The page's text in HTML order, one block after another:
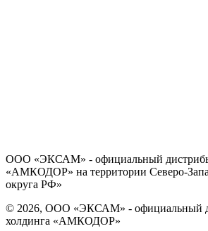
ООО «ЭКСАМ» - официальный
«АМКОДОР» на территории Северо-
округа РФ»
© 2026, ООО «ЭКСАМ» - официальный
холдинга «АМКОДОР»